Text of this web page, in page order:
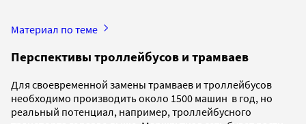
Материал по теме
Перспективы троллейбусов и трамваев
Для своевременной замены трамваев и троллейбусов
необходимо производить около 1500 машин в год, но
реальный потенциал, например, троллейбусного